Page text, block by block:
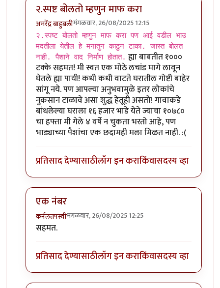
२.स्पष्ट बोलतो म्हणुन माफ करा
अमरेंद्र बाहुबलीमंगळवार, 26/08/2025 12:15
In reply toहम्म!!byराजेंद्र मेहेंदळे
२.स्पष्ट बोलतो म्हणुन माफ करा पण आई वडील भाउ
मदतीला येतील हे मनातुन काढुन टाका. जास्त बोलत
नाही. पैशाने वाद निर्माण होतात. ह्या बाबतीत १०००
टक्के सहमत! मी स्वत एक मोठे लचांड मागे लावून
घेतले ह्या पायी! कधी कधी वाटते घरातील गोष्टी बाहेर
सांगू नये. पण आपल्या अनुभवामुळे इतर लोकांचे
नुकसान टाळावे असा शुद्ध हेतूही असतो! गावाकडे
बांधलेल्या घराला १६ हजार भाडे येते ज्याचा १०७८०
चा हफ्ता मी गेले ४ वर्षे न चुकता भरतो आहे, पण
भाड्याच्या पैशांचा एक छदामही मला मिळत नाही. :(
प्रतिसाद देण्यासाठीलॉग इन कराकिंवासदस्य व्हा
एक नंबर
कर्नलतपस्वीमंगळवार, 26/08/2025 12:25
In reply to
सहमत.
प्रतिसाद देण्यासाठीलॉग इन कराकिंवासदस्य व्हा